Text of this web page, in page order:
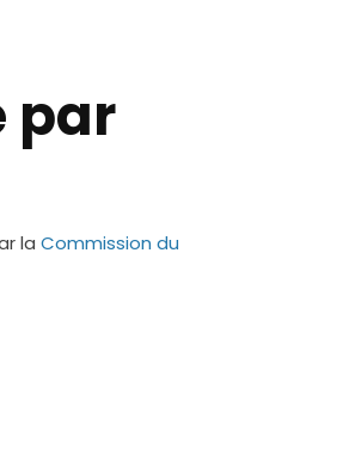
par
la Commission du